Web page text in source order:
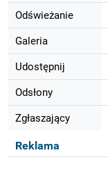
Odświeżanie
Galeria
Udostępnij
Odsłony
Zgłaszający
Reklama